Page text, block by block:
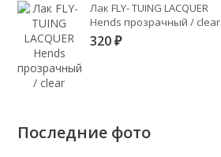
Лак FLY- TUING LACQUER
Hends прозрачный / clear
320 ₽
Последние фото